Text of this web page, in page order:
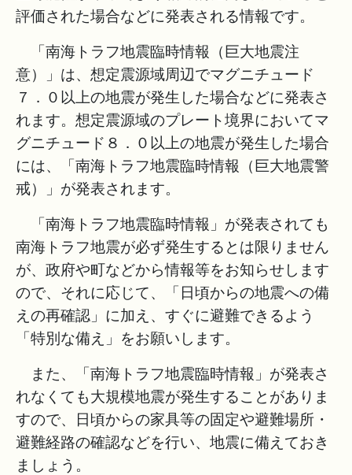
評価された場合などに発表される情報です。
「南海トラフ地震臨時情報（巨大地震注
意）」は、想定震源域周辺でマグニチュード
７．０以上の地震が発生した場合などに発表さ
れます。想定震源域のプレート境界においてマ
グニチュード８．０以上の地震が発生した場合
には、「南海トラフ地震臨時情報（巨大地震警
戒）」が発表されます。
「南海トラフ地震臨時情報」が発表されても
南海トラフ地震が必ず発生するとは限りません
が、政府や町などから情報等をお知らせします
ので、それに応じて、「日頃からの地震への備
えの再確認」に加え、すぐに避難できるよう
「特別な備え」をお願いします。
また、「南海トラフ地震臨時情報」が発表さ
れなくても大規模地震が発生することがありま
すので、日頃からの家具等の固定や避難場所・
避難経路の確認などを行い、地震に備えておき
ましょう。